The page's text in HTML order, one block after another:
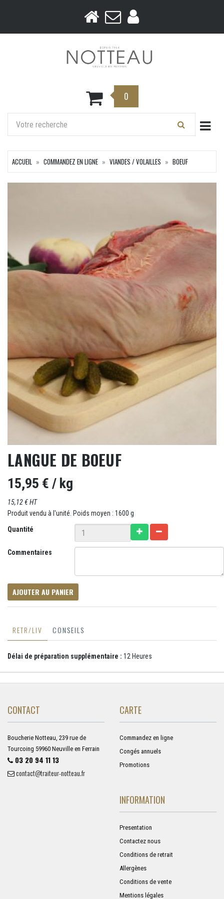
0
ACCUEIL COMMANDEZ EN LIGNE VIANDES / VOLAILLES BOEUF
LANGUE DE BOEUF
15,95 € / kg
15,12 € HT
Produit vendu à l'unité. Poids moyen : 1600 g
Quantité
Commentaires
AJOUTER AU PANIER
RETR/LIV CONSEILS
Délai de préparation supplémentaire : 12 Heures
CONTACT
Boucherie Notteau, 239 rue de
Tourcoing 59960 Neuville en Ferrain
03 20 94 11 13
contact@traiteur-notteau.fr
CARTE
Commandez en ligne
Congés annuels
Promotions
INFORMATION
Presentation
Contactez nous
Conditions de retrait
Allergènes
Conditions de vente
Mentions légales